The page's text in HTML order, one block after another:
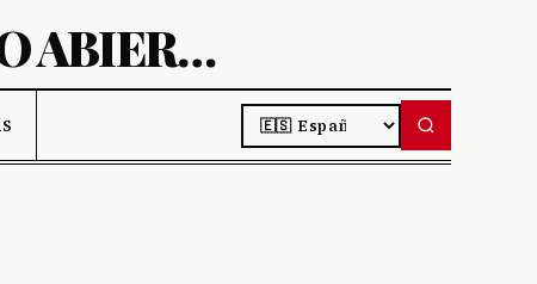
AIBIT-DESCUBRE PROYECTOS DE CÓDIGO ABIERTO
DE IA
LANGUAGE